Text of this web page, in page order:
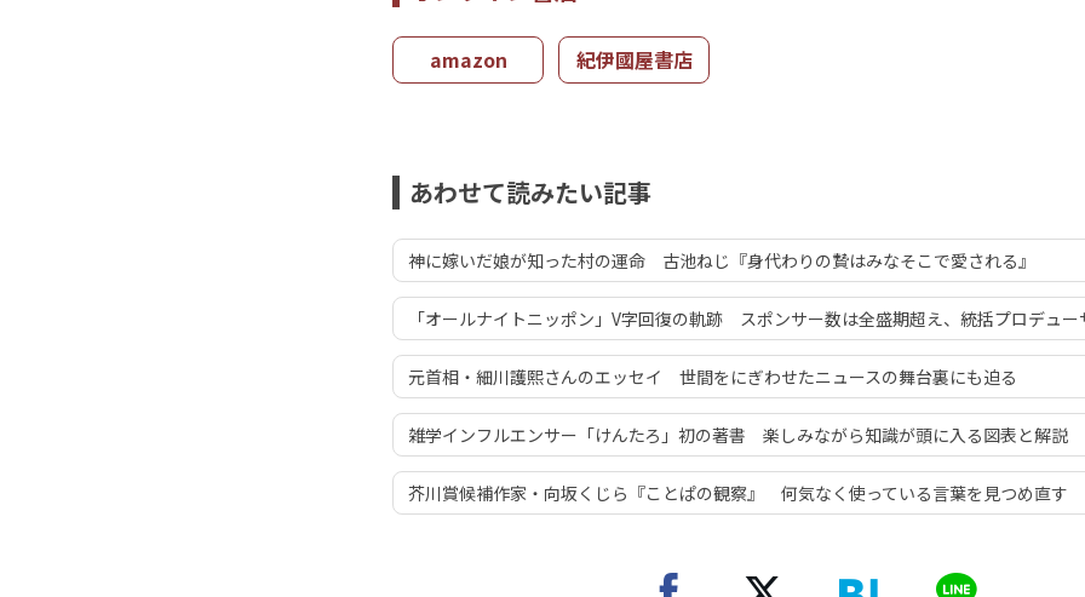
amazon 紀伊國屋書店
あわせて読みたい記事
神に嫁いだ娘が知った村の運命 古池ねじ『身代わりの贄はみなそこで愛される』
「オールナイトニッポン」V字回復の軌跡 スポンサー数は全盛期超え、統括プロデュ
元首相・細川護熙さんのエッセイ 世間をにぎわせたニュースの舞台裏にも迫る
雑学インフルエンサー「けんたろ」初の著書 楽しみながら知識が頭に入る図表と解説
芥川賞候補作家・向坂くじら『ことぱの観察』 何気なく使っている言葉を見つめ直す